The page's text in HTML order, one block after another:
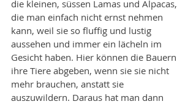
die kleinen, süssen Lamas und Alpacas,
die man einfach nicht ernst nehmen
kann, weil sie so fluffig und lustig
aussehen und immer ein lächeln im
Gesicht haben. Hier können die Bauern
ihre Tiere abgeben, wenn sie sie nicht
mehr brauchen, anstatt sie
auszuwildern. Daraus hat man dann